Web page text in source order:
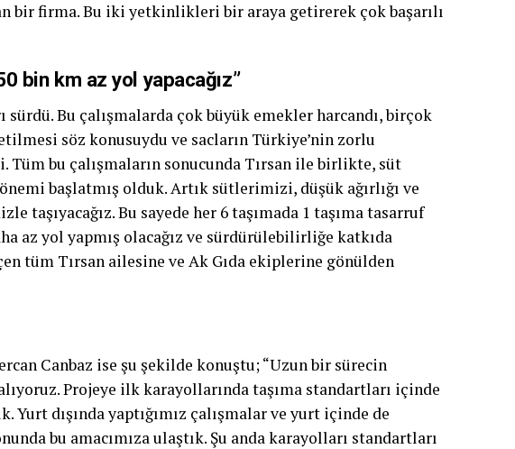
bir firma. Bu iki yetkinlikleri bir araya getirerek çok başarılı
bin km az yol yapacağız”
sürdü. Bu çalışmalarda çok büyük emekler harcandı, birçok
söz konusuydu ve sacların Türkiye’nin zorlu
Tüm bu çalışmaların sonucunda Tırsan ile birlikte, süt
başlatmış olduk. Artık sütlerimizi, düşük ağırlığı ve
taşıyacağız. Bu sayede her 6 taşımada 1 taşıma tasarruf
az yol yapmış olacağız ve sürdürülebilirliğe katkıda
tüm Tırsan ailesine ve Ak Gıda ekiplerine gönülden
Canbaz ise şu şekilde konuştu; “Uzun bir sürecin
Projeye ilk karayollarında taşıma standartları içinde
Yurt dışında yaptığımız çalışmalar ve yurt içinde de
bu amacımıza ulaştık. Şu anda karayolları standartları